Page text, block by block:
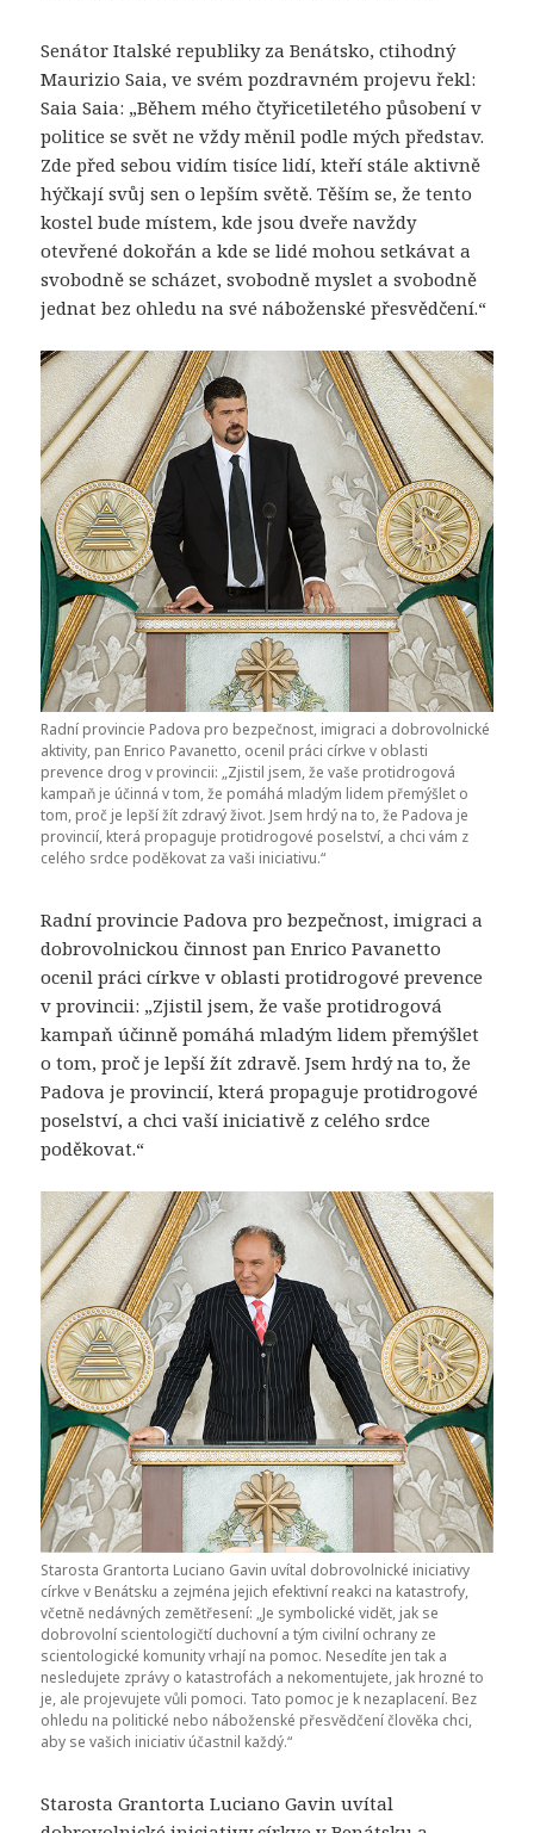
Senátor Italské republiky za Benátsko, ctihodný
Maurizio Saia, ve svém pozdravném projevu řekl:
Saia Saia: „Během mého čtyřicetiletého působení v
politice se svět ne vždy měnil podle mých představ.
Zde před sebou vidím tisíce lidí, kteří stále aktivně
hýčkají svůj sen o lepším světě. Těším se, že tento
kostel bude místem, kde jsou dveře navždy
otevřené dokořán a kde se lidé mohou setkávat a
svobodně se scházet, svobodně myslet a svobodně
jednat bez ohledu na své náboženské přesvědčení.“
Radní provincie Padova pro bezpečnost, imigraci a dobrovolnické
aktivity, pan Enrico Pavanetto, ocenil práci církve v oblasti
prevence drog v provincii: „Zjistil jsem, že vaše protidrogová
kampaň je účinná v tom, že pomáhá mladým lidem přemýšlet o
tom, proč je lepší žít zdravý život. Jsem hrdý na to, že Padova je
provincií, která propaguje protidrogové poselství, a chci vám z
celého srdce poděkovat za vaši iniciativu.“
Radní provincie Padova pro bezpečnost, imigraci a
dobrovolnickou činnost pan Enrico Pavanetto
ocenil práci církve v oblasti protidrogové prevence
v provincii: „Zjistil jsem, že vaše protidrogová
kampaň účinně pomáhá mladým lidem přemýšlet
o tom, proč je lepší žít zdravě. Jsem hrdý na to, že
Padova je provincií, která propaguje protidrogové
poselství, a chci vaší iniciativě z celého srdce
poděkovat.“
Starosta Grantorta Luciano Gavin uvítal dobrovolnické iniciativy
církve v Benátsku a zejména jejich efektivní reakci na katastrofy,
včetně nedávných zemětřesení: „Je symbolické vidět, jak se
dobrovolní scientologičtí duchovní a tým civilní ochrany ze
scientologické komunity vrhají na pomoc. Nesedíte jen tak a
nesledujete zprávy o katastrofách a nekomentujete, jak hrozné to
je, ale projevujete vůli pomoci. Tato pomoc je k nezaplacení. Bez
ohledu na politické nebo náboženské přesvědčení člověka chci,
aby se vašich iniciativ účastnil každý.“
Starosta Grantorta Luciano Gavin uvítal